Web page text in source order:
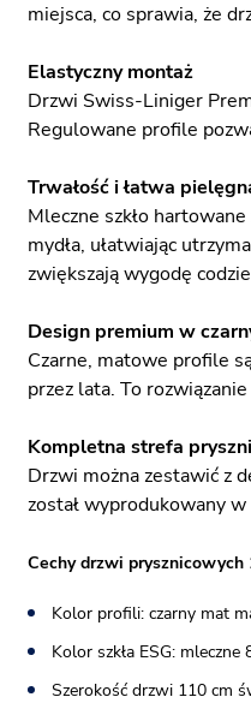
miejsca, co sprawia, że
Elastyczny montaż
Drzwi Swiss-Liniger
Regulowane profile
Trwałość i łatwa
Mleczne szkło
mydła, ułatwiając
zwiększają wygodę
Design premium w
Czarne, matowe profile
przez lata. To
Kompletna strefa
Drzwi można zestawić z
został wyprodukowany
Cechy drzwi prysznicowych
Kolor profili: czarny mat
Kolor szkła ESG:
Szerokość drzwi 110 cm